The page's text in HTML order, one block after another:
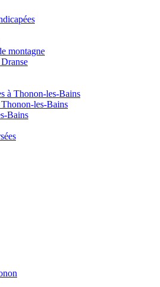
montagne
à Thonon-les-Bains
les-Bains
Bains